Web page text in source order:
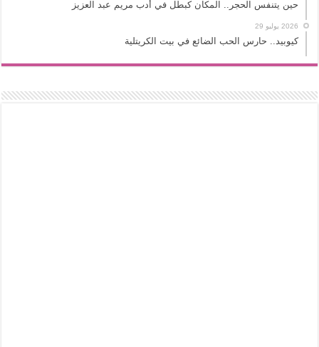
حين يتنفس الحجر.. المكان كبطل في أدب مريم عبد العزيز
2026 يوليو 29
كيوبيد.. حارس الحب الضائع في بيت الكريتلية